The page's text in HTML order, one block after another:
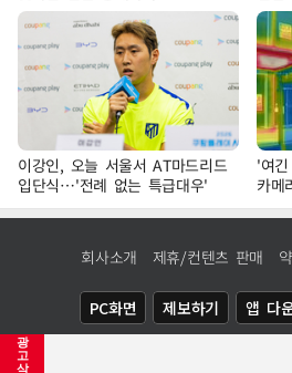
광
고
삭
이강인, 오늘 서울서 AT마드리드
입단식…'전례 없는 특급대우'
'여
카메
차'
회사소개 제휴/컨텐츠 판매
PC화면 제보하기 앱 다